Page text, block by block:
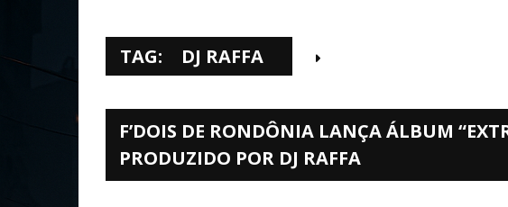
TAG: DJ RAFFA
F’DOIS DE RONDÔNIA LANÇA ÁLBUM
PRODUZIDO POR DJ RAFFA